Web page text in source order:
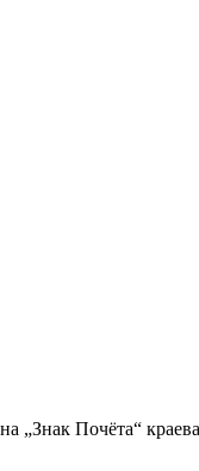
„Знак Почёта“